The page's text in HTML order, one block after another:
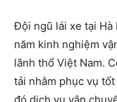
Đội ngũ lái xe tại Hà
năm kinh nghiệm
lãnh thổ Việt Nam.
tải nhằm phục vụ